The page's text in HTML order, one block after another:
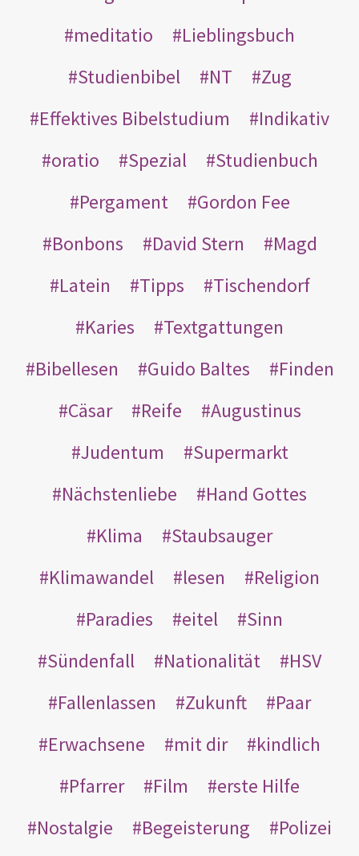
meditatio
Lieblingsbuch
Studienbibel
NT
Zug
Effektives Bibelstudium
Indikativ
oratio
Spezial
Studienbuch
Pergament
Gordon Fee
Bonbons
David Stern
Magd
Latein
Tipps
Tischendorf
Karies
Textgattungen
Bibellesen
Guido Baltes
Finden
Cäsar
Reife
Augustinus
Judentum
Supermarkt
Nächstenliebe
Hand Gottes
Klima
Staubsauger
Klimawandel
lesen
Religion
Paradies
eitel
Sinn
Sündenfall
Nationalität
HSV
Fallenlassen
Zukunft
Paar
Erwachsene
mit dir
kindlich
Pfarrer
Film
erste Hilfe
Nostalgie
Begeisterung
Polizei